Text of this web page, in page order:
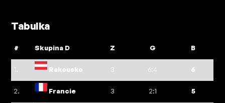
Tabulka
# Skupina D Z G B
1. Rakousko 3 6:4 6
2. Francie 3 2:1 5